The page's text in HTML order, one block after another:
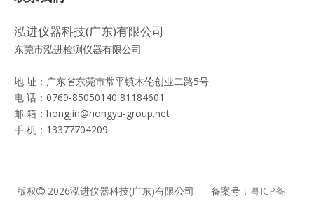
泓进仪器科技(广东)有限公司
东莞市泓进检测仪器有限公司
地 址：广东省东莞市常平镇木伦创业二路5号
电 话：0769-85050140 81184601
邮 箱： hongjin@hongyu-group.net
手 机：13377704209
版权 2026泓进仪器科技(广东)有限公司 备案号： 粤ICP备